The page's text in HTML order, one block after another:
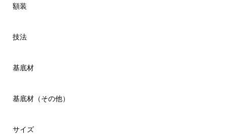
額装
技法
基底材
基底材（その他）
サイズ